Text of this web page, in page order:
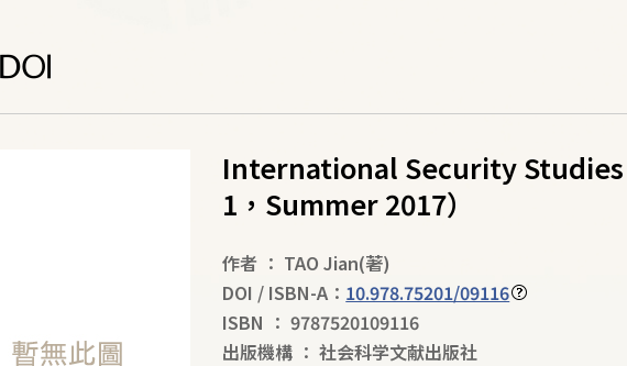
International Security
1，Summer 2017）
作者 ： TAO Jian(著)
DOI / ISBN-A： 10.978.75201/09116
ISBN ： 9787520109116
出版機構 ： 社会科学文献出版社